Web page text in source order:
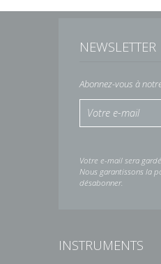
NEWSLETTER
Abonnez-vous à
Votre e-mail sera
Nous garantissons la
désabonner.
INSTRUMENTS